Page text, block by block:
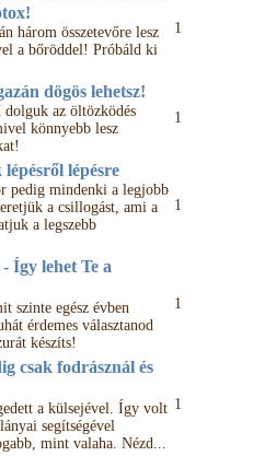
három összetevőre lesz
a bőröddel! Próbáld ki
1
dögös lehetsz!
az öltözködés
könnyebb lesz
1
lépésre
pedig mindenki a legjobb
a csillogást, ami a
a legszebb
1
Így lehet Te a
szinte egész évben
érdemes választanod
készíts!
1
csak fodrásznál és
a külsejével. Így volt
segítségével
mint valaha. Nézd...
1